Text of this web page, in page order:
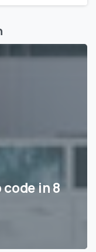
in 8